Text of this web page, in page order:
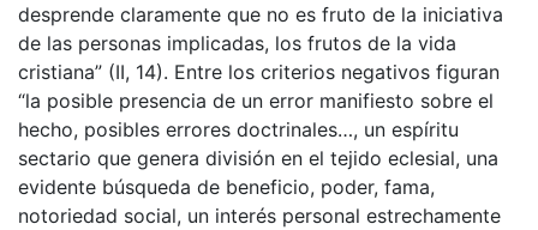
desprende claramente que no es fruto de la iniciativa
de las personas implicadas, los frutos de la vida
cristiana” (II, 14). Entre los criterios negativos figuran
“la posible presencia de un error manifiesto sobre el
hecho, posibles errores doctrinales…, un espíritu
sectario que genera división en el tejido eclesial, una
evidente búsqueda de beneficio, poder, fama,
notoriedad social, un interés personal estrechamente